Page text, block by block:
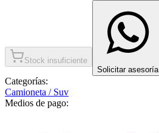
Stock insuficiente
Solicitar asesoría
Categorías:
Camioneta / Suv
Medios de pago: